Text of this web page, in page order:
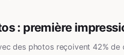
: première
des photos reçoivent 42%